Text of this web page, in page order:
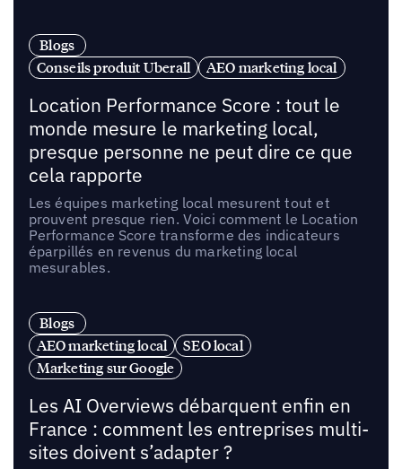
Blogs
Conseils produit Uberall
AEO marketing local
Location Performance Score : tout le
monde mesure le marketing local,
presque personne ne peut dire ce que
cela rapporte
Les équipes marketing local mesurent tout et
prouvent presque rien. Voici comment le Location
Performance Score transforme des indicateurs
éparpillés en revenus du marketing local
mesurables.
Blogs
AEO marketing local
SEO local
Marketing sur Google
Les AI Overviews débarquent enfin en
France : comment les entreprises multi-
sites doivent s’adapter ?